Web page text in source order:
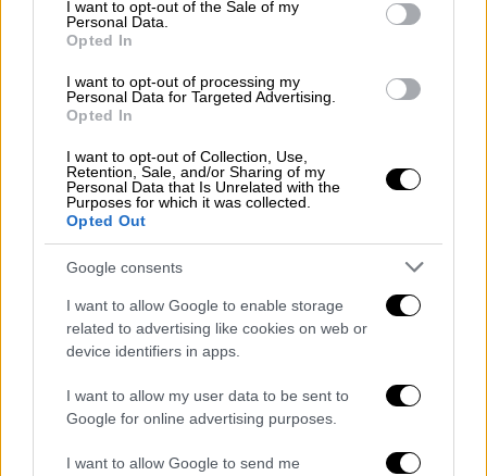
I want to opt-out of the Sale of my
Personal Data.
Opted In
I want to opt-out of processing my
Personal Data for Targeted Advertising.
Opted In
I want to opt-out of Collection, Use,
Retention, Sale, and/or Sharing of my
Personal Data that Is Unrelated with the
Purposes for which it was collected.
Opted Out
Google consents
I want to allow Google to enable storage
related to advertising like cookies on web or
device identifiers in apps.
I want to allow my user data to be sent to
Google for online advertising purposes.
I want to allow Google to send me
Ο Ρίτσαρντ Ράντολφ, 63 ετών, είχε
καταδικαστεί για τον βιασμό και τον φόνο
το 1988 της Μίνι Ρουθ Μακόλουμ,
διευθύντριας του μίνι μάρκετ όπου
εργαζόταν.Ο πρώην στρατιωτικός, με
πρόβλημα εθισμού, καταδικάστηκε σε
θάνατο με οκτώ ψήφους έναντι τεσσάρων,
καθώς η Φλόριντα είναι μια από τις λιγοστές
πολιτείες όπου η θανατική ποινή μπορεί να
επιβάλλεται ακόμη και χωρίς ομοφωνία του
σώματος ενόρκων.
στις ΗΠΑ φέτος έγιναν μεθανατηφόρα
ενέσιμα διαλύματα-- 36 μέχρι στιγμής το
2025.